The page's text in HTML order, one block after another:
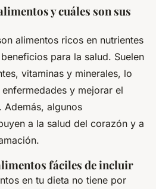
y cuáles son sus
alimentos ricos en nutrientes
para la salud. Suelen
vitaminas y minerales, lo
y mejorar el
Además, algunos
a la salud del corazón y a
fáciles de incluir
en tu dieta no tiene por